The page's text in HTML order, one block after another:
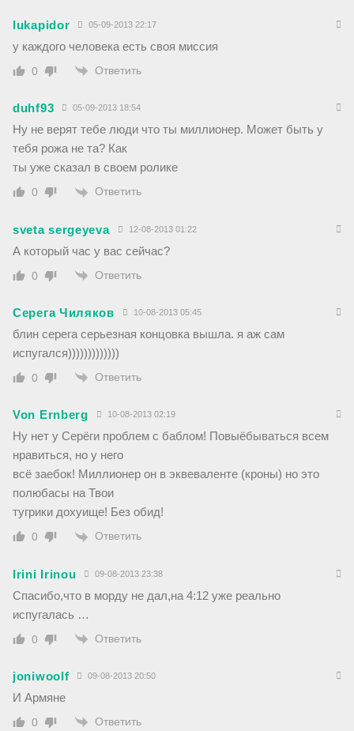
lukapidor 05-09-2013 22:17
у каждого человека есть своя миссия
0 Ответить
duhf93 05-09-2013 18:54
Ну не верят тебе люди что ты миллионер. Может быть у
тебя рожа не та? Как
ты уже сказал в своем ролике
0 Ответить
sveta sergeyeva 12-08-2013 01:22
А который час у вас сейчас?
0 Ответить
Серега Чиляков 10-08-2013 05:45
блин серега серьезная концовка вышла. я аж сам
испугался)))))))))))))
0 Ответить
Von Ernberg 10-08-2013 02:19
Ну нет у Серёги проблем с баблом! Повыёбываться всем
нравиться, но у него
всё заебок! Миллионер он в эквеваленте (кроны) но это
полюбасы на Твои
тугрики дохуище! Без обид!
0 Ответить
Irini Irinou 09-08-2013 23:38
Спасибо,что в морду не дал,на 4:12 уже реально
испугалась …
0 Ответить
joniwoolf 09-08-2013 20:50
И Армяне
0 Ответить